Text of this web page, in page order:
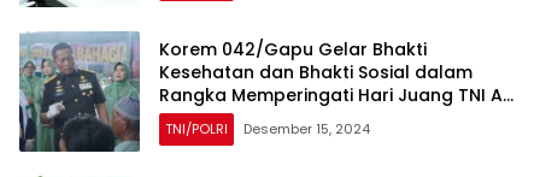
Korem 042/Gapu Gelar Bhakti
Kesehatan dan Bhakti Sosial dalam
Rangka Memperingati Hari Juang TNI AD
Tahun 2024
TNI/POLRI Desember 15, 2024